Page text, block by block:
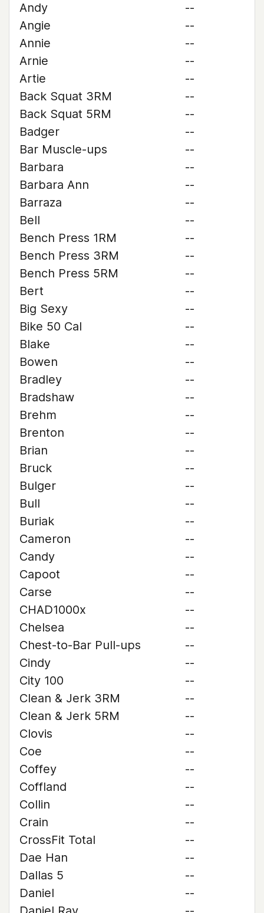
Andy
--
Angie
--
Annie
--
Arnie
--
Artie
--
Back Squat 3RM
--
Back Squat 5RM
--
Badger
--
Bar Muscle-ups
--
Barbara
--
Barbara Ann
--
Barraza
--
Bell
--
Bench Press 1RM
--
Bench Press 3RM
--
Bench Press 5RM
--
Bert
--
Big Sexy
--
Bike 50 Cal
--
Blake
--
Bowen
--
Bradley
--
Bradshaw
--
Brehm
--
Brenton
--
Brian
--
Bruck
--
Bulger
--
Bull
--
Buriak
--
Cameron
--
Candy
--
Capoot
--
Carse
--
CHAD1000x
--
Chelsea
--
Chest-to-Bar Pull-ups
--
Cindy
--
City 100
--
Clean & Jerk 3RM
--
Clean & Jerk 5RM
--
Clovis
--
Coe
--
Coffey
--
Coffland
--
Collin
--
Crain
--
CrossFit Total
--
Dae Han
--
Dallas 5
--
Daniel
--